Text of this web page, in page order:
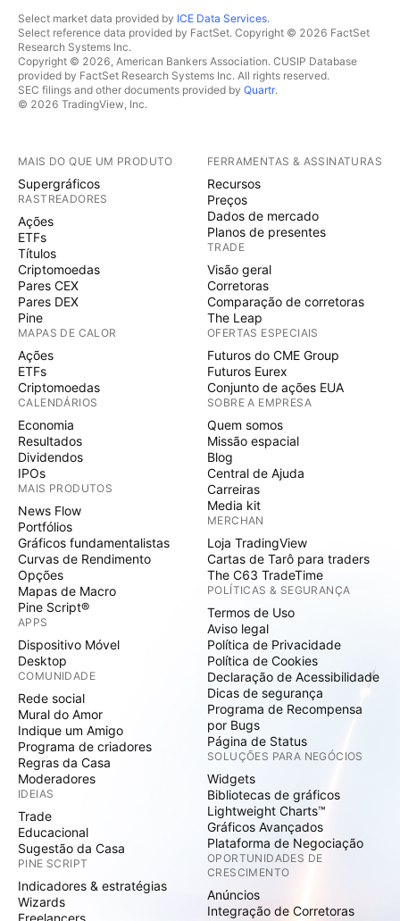
Select market data provided by ICE Data Services.
Select reference data provided by FactSet. Copyright © 2026 FactSet
Research Systems Inc.
Copyright © 2026, American Bankers Association. CUSIP Database
provided by FactSet Research Systems Inc. All rights reserved.
SEC filings and other documents provided by Quartr.
© 2026 TradingView, Inc.
MAIS DO QUE UM PRODUTO
Supergráficos
RASTREADORES
Ações
ETFs
Títulos
Criptomoedas
Pares CEX
Pares DEX
Pine
MAPAS DE CALOR
Ações
ETFs
Criptomoedas
CALENDÁRIOS
Economia
Resultados
Dividendos
IPOs
MAIS PRODUTOS
News Flow
Portfólios
Gráficos fundamentalistas
Curvas de Rendimento
Opções
Mapas de Macro
Pine Script®
APPS
Dispositivo Móvel
Desktop
COMUNIDADE
Rede social
Mural do Amor
Indique um Amigo
Programa de criadores
Regras da Casa
Moderadores
IDEIAS
Trade
Educacional
Sugestão da Casa
PINE SCRIPT
Indicadores & estratégias
Wizards
Freelancers
FERRAMENTAS & ASSINATURAS
Recursos
Preços
Dados de mercado
Planos de presentes
TRADE
Visão geral
Corretoras
Comparação de corretoras
The Leap
OFERTAS ESPECIAIS
Futuros do CME Group
Futuros Eurex
Conjunto de ações EUA
SOBRE A EMPRESA
Quem somos
Missão espacial
Blog
Central de Ajuda
Carreiras
Media kit
MERCHAN
Loja TradingView
Cartas de Tarô para traders
The C63 TradeTime
POLÍTICAS & SEGURANÇA
Termos de Uso
Aviso legal
Política de Privacidade
Política de Cookies
Declaração de Acessibilidade
Dicas de segurança
Programa de Recompensa
por Bugs
Página de Status
SOLUÇÕES PARA NEGÓCIOS
Widgets
Bibliotecas de gráficos
Lightweight Charts™
Gráficos Avançados
Plataforma de Negociação
OPORTUNIDADES DE
CRESCIMENTO
Anúncios
Integração de Corretoras